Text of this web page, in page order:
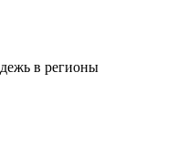
в регионы